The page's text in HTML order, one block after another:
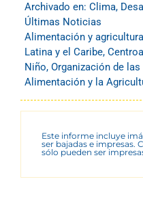
Archivado en: Clima,
Últimas Noticias
Alimentación y agricultura
Latina y el Caribe,
Niño, Organización de
Alimentación y la
Este informe incluye
ser bajadas e impresas.
sólo pueden ser